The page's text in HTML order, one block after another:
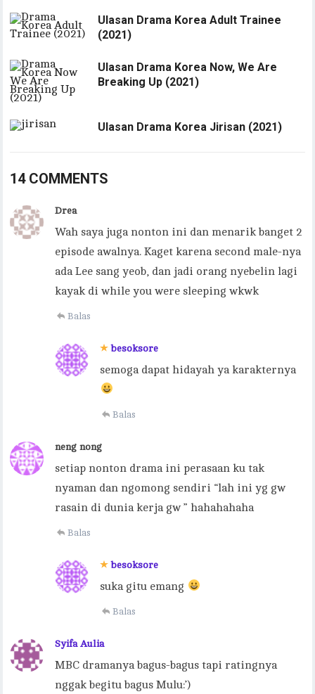
Ulasan Drama Korea Adult Trainee
(2021)
Ulasan Drama Korea Now, We Are
Breaking Up (2021)
Ulasan Drama Korea Jirisan (2021)
14 COMMENTS
Drea
Wah saya juga nonton ini dan menarik banget 2
episode awalnya. Kaget karena second male-nya
ada Lee sang yeob, dan jadi orang nyebelin lagi
kayak di while you were sleeping wkwk
Balas
besoksore
semoga dapat hidayah ya karakternya
Balas
neng nong
setiap nonton drama ini perasaan ku tak
nyaman dan ngomong sendiri “lah ini yg gw
rasain di dunia kerja gw ” hahahahaha
Balas
besoksore
suka gitu emang
Balas
Syifa Aulia
MBC dramanya bagus-bagus tapi ratingnya
nggak begitu bagus Mulu:’)